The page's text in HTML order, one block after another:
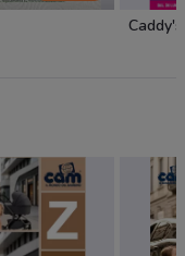
Caddy's